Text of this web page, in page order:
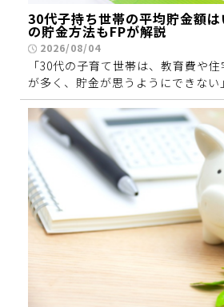
30代子持ち世帯の平均貯金額
の貯金方法もFPが解説
2026/08/04
「30代の子育て世帯は、教育費や
が多く、貯金が思うようにできな